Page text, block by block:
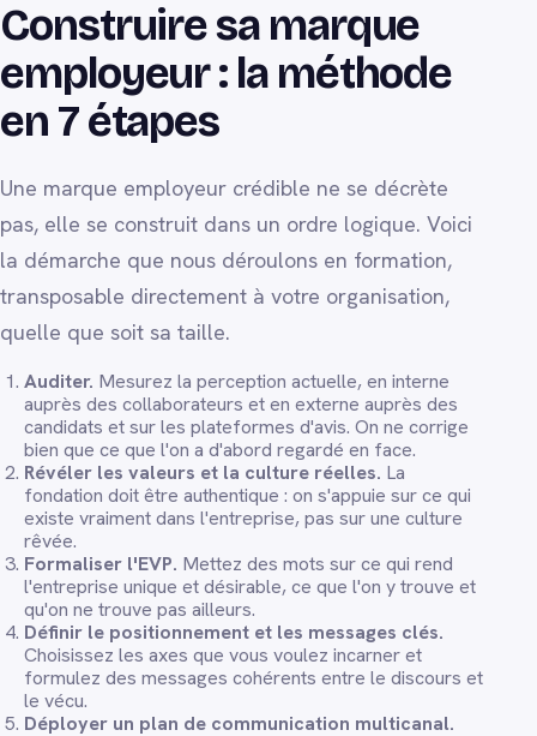
Construire sa marque
employeur : la méthode
en 7 étapes
Une marque employeur crédible ne se décrète
pas, elle se construit dans un ordre logique. Voici
la démarche que nous déroulons en formation,
transposable directement à votre organisation,
quelle que soit sa taille.
Auditer. Mesurez la perception actuelle, en interne
auprès des collaborateurs et en externe auprès des
candidats et sur les plateformes d'avis. On ne corrige
bien que ce que l'on a d'abord regardé en face.
Révéler les valeurs et la culture réelles. La
fondation doit être authentique : on s'appuie sur ce qui
existe vraiment dans l'entreprise, pas sur une culture
rêvée.
Formaliser l'EVP. Mettez des mots sur ce qui rend
l'entreprise unique et désirable, ce que l'on y trouve et
qu'on ne trouve pas ailleurs.
Définir le positionnement et les messages clés.
Choisissez les axes que vous voulez incarner et
formulez des messages cohérents entre le discours et
le vécu.
Déployer un plan de communication multicanal.